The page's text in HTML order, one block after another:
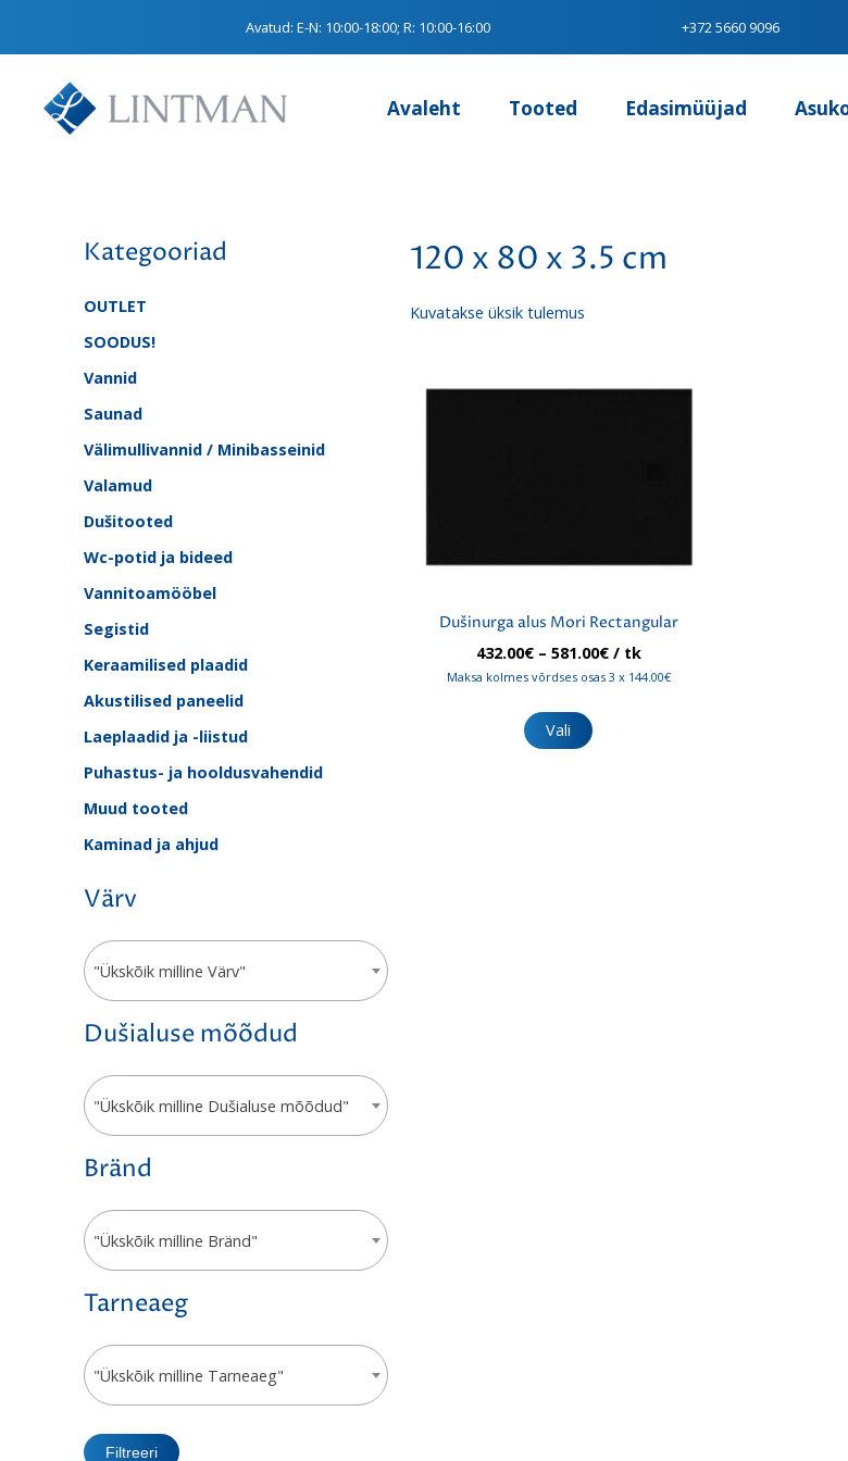
Avatud:E-N: 10:00-18:00; R: 10:00-16:00 +372 5660 9096
Avaleht Tooted Edasimüüjad
Kategooriad
OUTLET
SOODUS!
Vannid
Saunad
Välimullivannid / Minibasseinid
Valamud
Dušitooted
Wc-potid ja bideed
Vannitoamööbel
Segistid
Keraamilised plaadid
Akustilised paneelid
Laeplaadid ja -liistud
Puhastus- ja hooldusvahendid
Muud tooted
Kaminad ja ahjud
Värv
"Ükskõik milline Värv"
Dušialuse mõõdud
"Ükskõik milline Dušialuse mõõdud"
Bränd
"Ükskõik milline Bränd"
Tarneaeg
"Ükskõik milline Tarneaeg"
Filtreeri
120 x 80 x 3.5 cm
Kuvatakse üksik tulemus
Dušinurga alus Mori Rectangular
432.00€ – 581.00€Hinnavahemik:
432.00€
/ tk
Maksa kolmes võrdses osas 3 x 144.00€
Vali
tootel